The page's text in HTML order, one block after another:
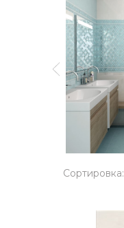
Сортировка: